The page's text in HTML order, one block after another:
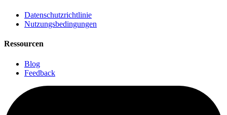
Datenschutzrichtlinie
Nutzungsbedingungen
Ressourcen
Blog
Feedback